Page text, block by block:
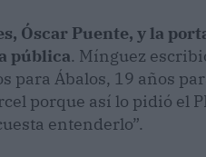
Óscar Puente, y la
pública. Mínguez
para Ábalos, 19 años
porque así lo pidió el
entenderlo”.